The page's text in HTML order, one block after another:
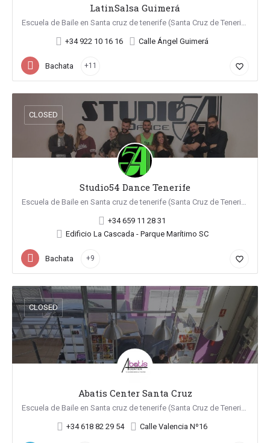
LatinSalsa Guimerá
Escuela de Baile en Santa cruz de tenerife (Santa Cruz de Tenerife)
+34 922 10 16 16 Calle Ángel Guimerá
Bachata +11 favorite_border
Studio54 Dance Tenerife
Escuela de Baile en Santa cruz de tenerife (Santa Cruz de Tenerife)
+34 659 11 28 31
Edificio La Cascada - Parque Marítimo SC
CLOSED
Bachata +9 favorite_border
Abatis Center Santa Cruz
Escuela de Baile en Santa cruz de tenerife (Santa Cruz de Tenerife)
+34 618 82 29 54 Calle Valencia Nº16
CLOSED